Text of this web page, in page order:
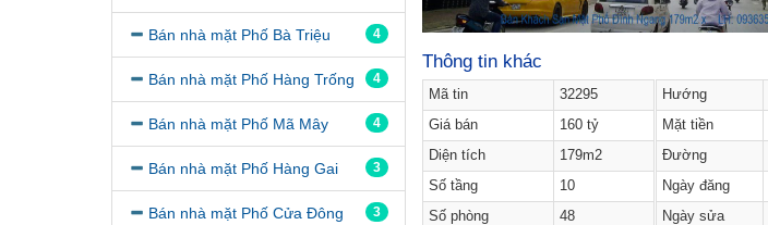
4
Bán nhà mặt Phố Bà Triệu
4
Bán nhà mặt Phố Hàng Trống
4
Bán nhà mặt Phố Mã Mây
3
Bán nhà mặt Phố Hàng Gai
3
Bán nhà mặt Phố Cửa Đông
Thông tin khác
Mã tin
32295
Giá bán
160 tỷ
Diện tích
179m2
Số tầng
10
Số phòng
48
Hướng
Mặt tiền
Đường
Ngày đăng
Ngày sửa